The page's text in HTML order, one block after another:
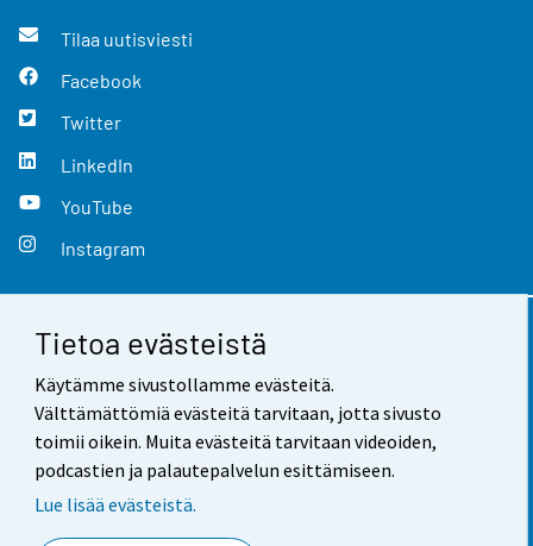
Tietoa evästeistä
Käytämme sivustollamme evästeitä.
Välttämättömiä evästeitä tarvitaan, jotta sivusto
toimii oikein. Muita evästeitä tarvitaan videoiden,
podcastien ja palautepalvelun esittämiseen.
Lue lisää evästeistä.
Tilaa uutisviesti
Facebook
Twitter
LinkedIn
YouTube
Instagram
Yhteystiedot
Palaute
Käyttöehdot
Saavutettavuus